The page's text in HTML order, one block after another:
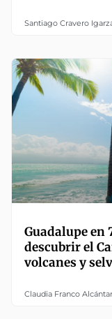
Santiago Cravero
Guadalupe en
descubrir el
volcanes y
Claudia Franco